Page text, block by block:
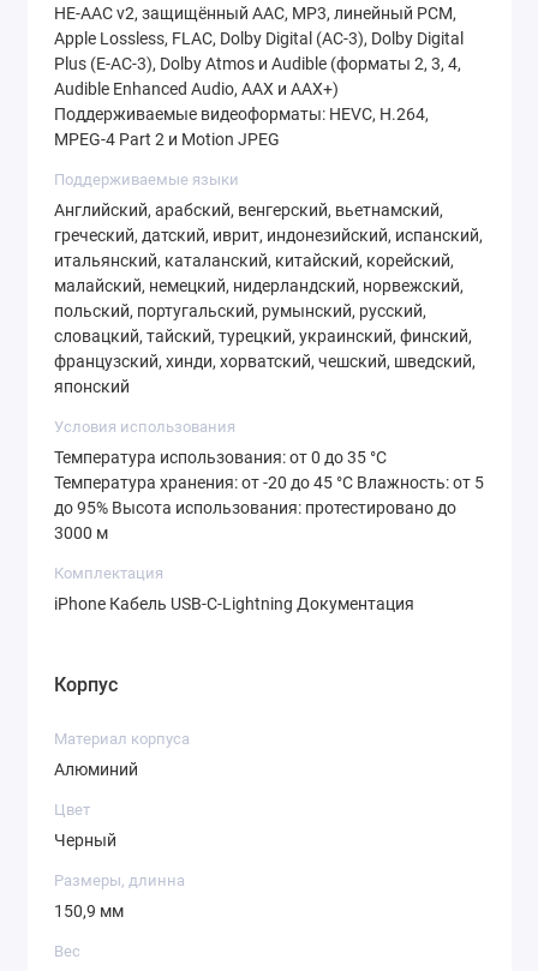
HE‑AAC v2, защищённый AAC, MP3, линейный PCM,
Apple Lossless, FLAC, Dolby Digital (AC‑3), Dolby Digital
Plus (E‑AC‑3), Dolby Atmos и Audible (форматы 2, 3, 4,
Audible Enhanced Audio, AAX и AAX+)
Поддерживаемые видеоформаты: HEVC, H.264,
MPEG‑4 Part 2 и Motion JPEG
Поддерживаемые языки
Английский, арабский, венгерский, вьетнамский,
греческий, датский, иврит, индонезийский, испанский,
итальянский, каталанский, китайский, корейский,
малайский, немецкий, нидерландский, норвежский,
польский, португальский, румынский, русский,
словацкий, тайский, турецкий, украинский, финский,
французский, хинди, хорватский, чешский, шведский,
японский
Условия использования
Температура использования: от 0 до 35 °C
Температура хранения: от -20 до 45 °C Влажность: от 5
до 95% Высота использования: протестировано до
3000 м
Комплектация
iPhone Кабель USB-C-Lightning Документация
Корпус
Материал корпуса
Алюминий
Цвет
Черный
Размеры, длинна
150,9 мм
Вес